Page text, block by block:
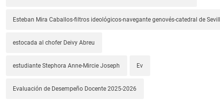
Esteban Mira Caballos-filtros ideológicos-navegante genovés-catedral de
estocada al chofer Deivy Abreu
estudiante Stephora Anne-Mircie Joseph Ev
Evaluación de Desempeño Docente 2025-2026